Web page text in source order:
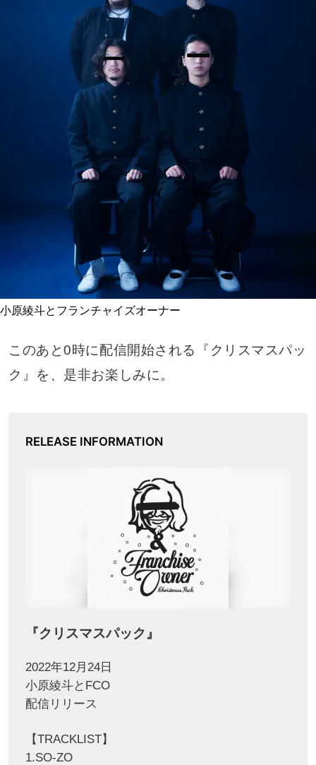
小原綾斗とフランチャイズオーナー
このあと0時に配信開始される『クリスマスパッ
ク』を、是非お楽しみに。
RELEASE INFORMATION
『クリスマスパック』
2022年12月24日
小原綾斗とFCO
配信リリース
【TRACKLIST】
1.SO-ZO